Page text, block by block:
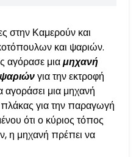
στην Καμερούν και
και ψαριών.
αγόρασε μιαμηχανή
για την εκτροφή
αγοράσει μια μηχανή
για την παραγωγή
ότι ο κύριος τόπος
η μηχανή πρέπει να